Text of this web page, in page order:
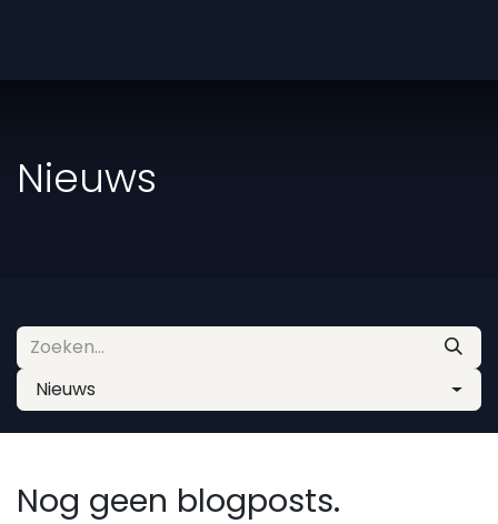
Nieuws
Nieuws
Nog geen blogposts.